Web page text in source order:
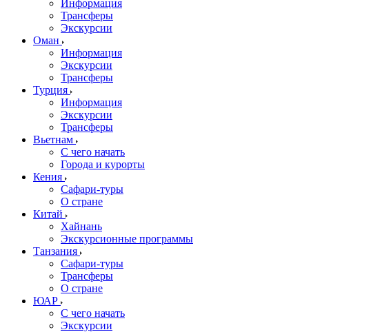
Информация
Трансферы
Экскурсии
Оман
Информация
Экскурсии
Трансферы
Турция
Информация
Экскурсии
Трансферы
Вьетнам
С чего начать
Города и курорты
Кения
Сафари-туры
О стране
Китай
Хайнань
Экскурсионные программы
Танзания
Сафари-туры
Трансферы
О стране
ЮАР
С чего начать
Экскурсии